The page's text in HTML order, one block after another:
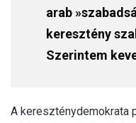
arab
keresztény
Szerintem
A kereszténydemokrata